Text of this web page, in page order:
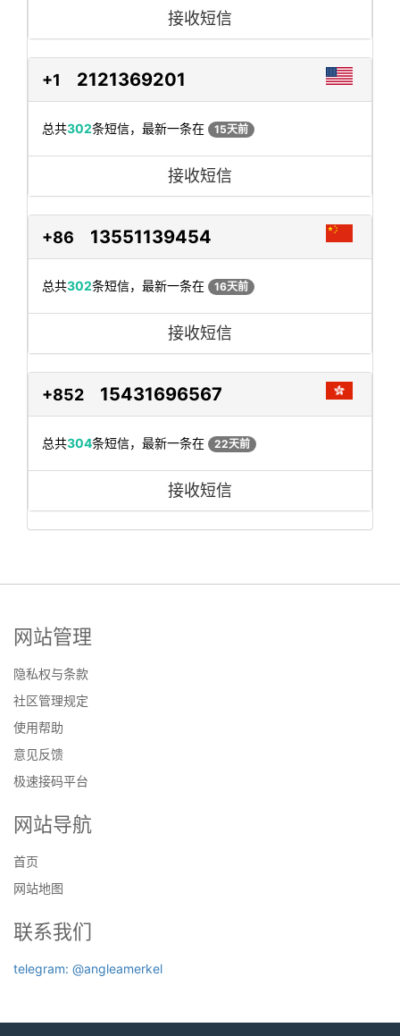
接收短信
+1 2121369201
总共302条短信，最新一条在 15天前
接收短信
+86 13551139454
总共302条短信，最新一条在 16天前
接收短信
+852 15431696567
总共304条短信，最新一条在 22天前
接收短信
网站管理
隐私权与条款
社区管理规定
使用帮助
意见反馈
极速接码平台
网站导航
首页
网站地图
联系我们
telegram: @angleamerkel